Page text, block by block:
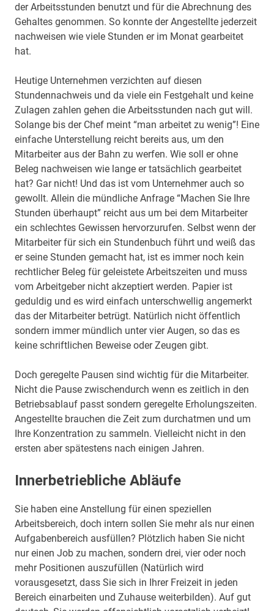
der Arbeitsstunden benutzt und für die Abrechnung des
Gehaltes genommen. So konnte der Angestellte jederzeit
nachweisen wie viele Stunden er im Monat gearbeitet
hat.
Heutige Unternehmen verzichten auf diesen
Stundennachweis und da viele ein Festgehalt und keine
Zulagen zahlen gehen die Arbeitsstunden nach gut will.
Solange bis der Chef meint “man arbeitet zu wenig”! Eine
einfache Unterstellung reicht bereits aus, um den
Mitarbeiter aus der Bahn zu werfen. Wie soll er ohne
Beleg nachweisen wie lange er tatsächlich gearbeitet
hat? Gar nicht! Und das ist vom Unternehmer auch so
gewollt. Allein die mündliche Anfrage “Machen Sie Ihre
Stunden überhaupt” reicht aus um bei dem Mitarbeiter
ein schlechtes Gewissen hervorzurufen. Selbst wenn der
Mitarbeiter für sich ein Stundenbuch führt und weiß das
er seine Stunden gemacht hat, ist es immer noch kein
rechtlicher Beleg für geleistete Arbeitszeiten und muss
vom Arbeitgeber nicht akzeptiert werden. Papier ist
geduldig und es wird einfach unterschwellig angemerkt
das der Mitarbeiter betrügt. Natürlich nicht öffentlich
sondern immer mündlich unter vier Augen, so das es
keine schriftlichen Beweise oder Zeugen gibt.
Doch geregelte Pausen sind wichtig für die Mitarbeiter.
Nicht die Pause zwischendurch wenn es zeitlich in den
Betriebsablauf passt sondern geregelte Erholungszeiten.
Angestellte brauchen die Zeit zum durchatmen und um
Ihre Konzentration zu sammeln. Vielleicht nicht in den
ersten aber spätestens nach einigen Jahren.
Innerbetriebliche Abläufe
Sie haben eine Anstellung für einen speziellen
Arbeitsbereich, doch intern sollen Sie mehr als nur einen
Aufgabenbereich ausfüllen? Plötzlich haben Sie nicht
nur einen Job zu machen, sondern drei, vier oder noch
mehr Positionen auszufüllen (Natürlich wird
vorausgesetzt, dass Sie sich in Ihrer Freizeit in jeden
Bereich einarbeiten und Zuhause weiterbilden). Auf gut